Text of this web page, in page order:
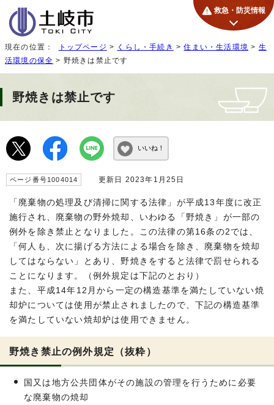
救急・防災情報
現在の位置： トップページ > くらし・手続き >住まい・生活環境 > 生
活環境の保全 > 野焼きは禁止です
野焼きは禁止です
いいね！
ページ番号1004014 更新日 2023年1月25日
「廃棄物の処理及び清掃に関する法律」が平成13年度に改正
施行され、廃棄物の野外焼却、いわゆる「野焼き」が一部の
例外を除き禁止となりました。この法律の第16条の2では、
「何人も、次に揚げる方法による場合を除き、廃棄物を焼却
してはならない」とあり、野焼きをすると法律で罰せられる
ことになります。（例外規定は下記のとおり）
また、平成14年12月から一定の構造基準を満たしていない焼
却炉については使用が禁止されましたので、下記の構造基準
を満たしていない焼却炉は使用できません。
野焼き禁止の例外規定（抜粋）
国又は地方公共団体がその施設の管理を行うために必要
な廃棄物の焼却